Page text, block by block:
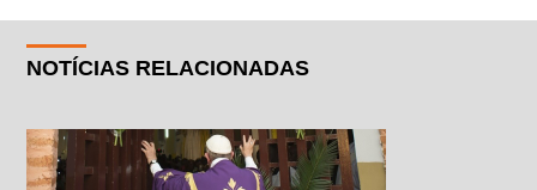
NOTÍCIAS RELACIONADAS